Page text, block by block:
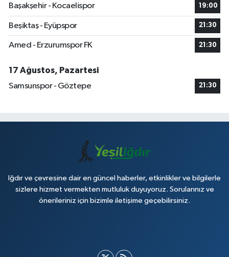
Başakşehir - Kocaelispor
19:00
Beşiktaş - Eyüpspor 21:30
Amed - Erzurumspor FK 21:30
17 Ağustos, Pazartesi
Samsunspor - Göztepe
21:30
Iğdır ve çevresine dair en güncel haberler, etkinlikler ve bilgilerle
sizlere hizmet vermekten mutluluk duyuyoruz. Sorularınız ve
önerileriniz için bizimle iletişime geçebilirsiniz.